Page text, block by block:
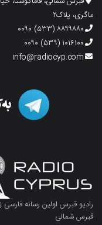
ماگری، پلاک۲
۸۸۹۹۸۸۰ (۵۳۳) ۰۰۹۰
۱۰۱۶۱۰۰ (۵۳۹) ۰۰۹۰
info@radiocyp.com
رادیو قبرس اولین رسانه فارسی
قبرس شمالی